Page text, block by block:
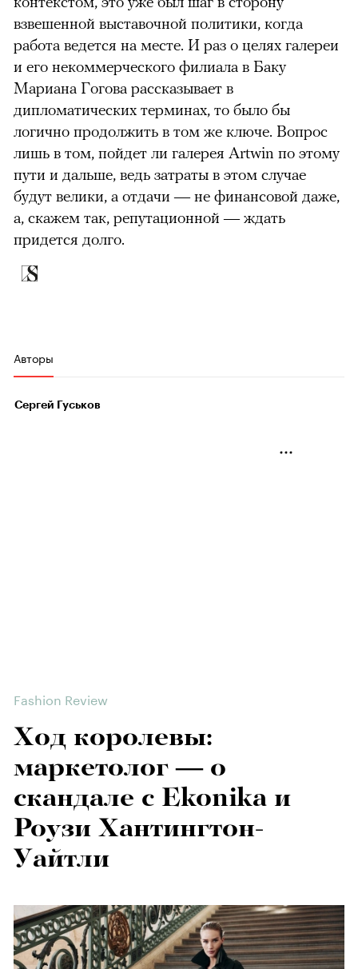
взвешенной выставочной политики, когда
работа ведется на месте. И раз о целях галереи
и его некоммерческого филиала в Баку
Мариана Гогова рассказывает в
дипломатических терминах, то было бы
логично продолжить в том же ключе. Вопрос
лишь в том, пойдет ли галерея Artwin по этому
пути и дальше, ведь затраты в этом случае
будут велики, а отдачи — не финансовой даже,
а, скажем так, репутационной — ждать
придется долго.
Авторы
Сергей Гуськов
Fashion Review
Ход королевы:
маркетолог — о
скандале с Ekonika и
Роузи Хантингтон-
Уайтли